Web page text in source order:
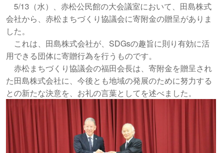
5/13（水）、赤松公民館の大会議室において、田島株式
会社から、赤松まちづくり協議会に寄附金の贈呈がありま
した。
これは、田島株式会社が、SDGsの趣旨に則り有効に活
用できる団体に寄贈行為を行うものです。
赤松まちづくり協議会の福田会長は、寄附金を贈呈され
た田島株式会社に、今後とも地域の発展のために努力する
との新たな決意を、お礼の言葉としてを述べました。